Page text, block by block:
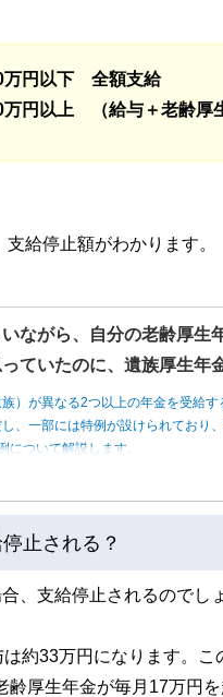
万円以下 全額支給
万円以上 （給与＋老齢厚
給停止額がわかります。
ながら、自分の老齢厚生
ていたのに、遺族厚生年
）が異なる2つ以上の年金を受給
し、一部には特例が設けられてお
について解説します。
止される？
、支給停止されるのでし
約33万円になります。
厚生年金が毎月17万円